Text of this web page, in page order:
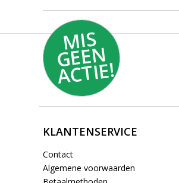
MI
S
G
E
E
N
A
C
TI
E!
KLANTENSERVICE
Contact
Algemene voorwaarden